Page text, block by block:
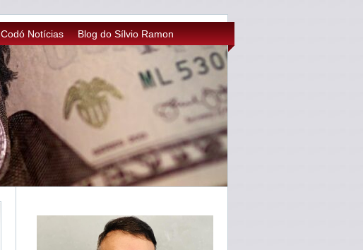
Codó Notícias Blog do Sílvio Ramon